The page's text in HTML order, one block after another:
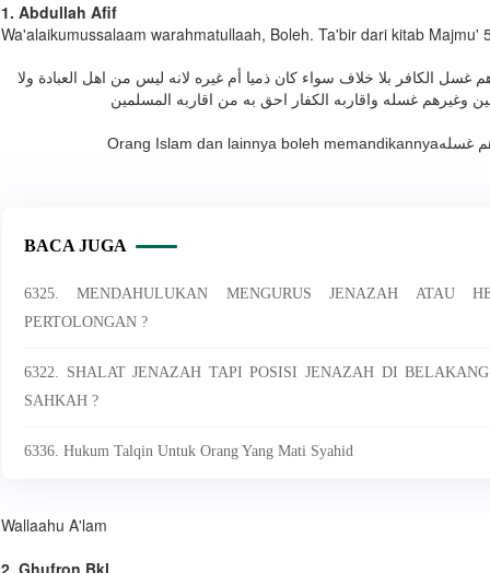
1. Abdullah Afif
Wa'alaikumussalaam warahmatullaah, Boleh. Ta'bir dari kitab Majmu'
غسل الكافر بلا خلاف سواء كان ذميا أم غيره لانه ليس من اهل العبادة ولا
وغيرهم غسله واقاربه الكفار احق به من اقاربه المسلمين
BACA JUGA
6325. MENDAHULUKAN MENGURUS JENAZAH ATAU
PERTOLONGAN ?
6322. SHALAT JENAZAH TAPI POSISI JENAZAH DI
SAHKAH ?
6336. Hukum Talqin Untuk Orang Yang Mati Syahid
Wallaahu A'lam